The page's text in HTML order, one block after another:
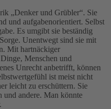
„Denker und Grübler“. Sie
und aufgabenorientiert. Selbst
Es umgibt sie beständig
Unentwegt sind sie mit
Mit hartnäckiger
Menschen und
Unrecht anbetrifft, können
ist meist nicht
leicht zu erschüttern. Sie
und andere. Man könnte